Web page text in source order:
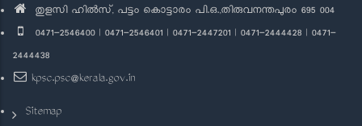
തുളസി ഹിൽസ്, പട്ടം കൊട്ടാരം പി.ഒ.,തിരുവനന്തപുരം 695 004
0471-2546400 | 0471-2546401 | 0471-2447201 | 0471-2444428 | 0471-
2444438
kpsc.psc@kerala.gov.in
Sitemap